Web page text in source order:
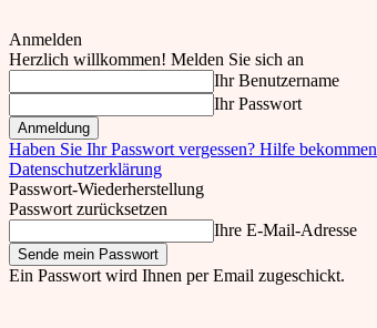
Anmelden
Herzlich willkommen! Melden Sie sich an
Ihr Benutzername
Ihr Passwort
Haben Sie Ihr Passwort vergessen? Hilfe bekommen
Datenschutzerklärung
Passwort-Wiederherstellung
Passwort zurücksetzen
Ihre E-Mail-Adresse
Ein Passwort wird Ihnen per Email zugeschickt.